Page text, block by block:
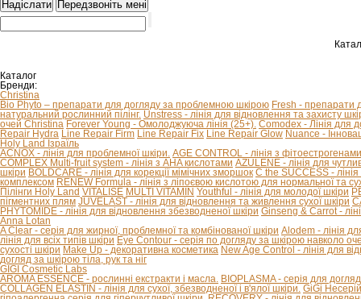
Каталог
Бренди:
Christina
Bio Phyto – препарати для догляду за проблемною шкірою Fresh - препарати
натуральний рослинний пілінг. Unstress - лінія для відновлення та захисту
очей Christina Forever Young - Омолоджуюча лінія (25+). Comodex - Лінія для
Repair Hydra Line Repair Firm Line Repair Fix Line Repair Glow Nuance -
Holy Land Ізраїль
ACNOX - лінія для проблемної шкіри. AGE CONTROL - лінія з
COMPLEX Multi-fruit system - лінія з AHA кислотами AZULENE - лінія для
шкіри BOLDCARE - лінія для корекції мімічних зморшок C the SUCCESS -
комплексом RENEW Formula - лінія з ліпоєвою кислотою для нормальної та
Пілінги Holy Land VITALISE MULTI VITAMIN Youthful - лінія для молодої шкіри
пігментних плям JUVELAST - лінія для відновлення та живлення сухої шкіри
PHYTOMIDE - лінія для відновлення збезводненої шкіри Ginseng & Carrot -
Anna Lotan
A Clear - серія для жирної, проблемної та комбінованої шкіри Alodem - лінія
лінія для всіх типів шкіри Eye Contour - серія по догляду за шкірою навколо
сухості шкіри Make Up - декоративна косметика New Age Control - лінія для
догляд за шкірою тіла, рук та ніг
GIGI Cosmetic Labs
AROMA ESSENCE - рослинні екстракти і масла. BIOPLASMA - серія для
COLLAGEN ELASTIN - лінія для сухої, збезводненої і в'ялої шкіри. GiGi